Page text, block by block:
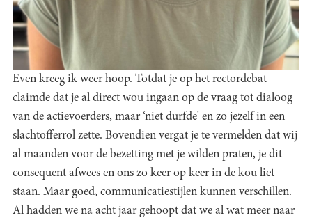
Even kreeg ik weer hoop. Totdat je op het rectordebat
claimde dat je al direct wou ingaan op de vraag tot dialoog
van de actievoerders, maar ‘niet durfde’ en zo jezelf in een
slachtofferrol zette. Bovendien vergat je te vermelden dat wij
al maanden voor de bezetting met je wilden praten, je dit
consequent afwees en ons zo keer op keer in de kou liet
staan. Maar goed, communicatiestijlen kunnen verschillen.
Al hadden we na acht jaar gehoopt dat we al wat meer naar